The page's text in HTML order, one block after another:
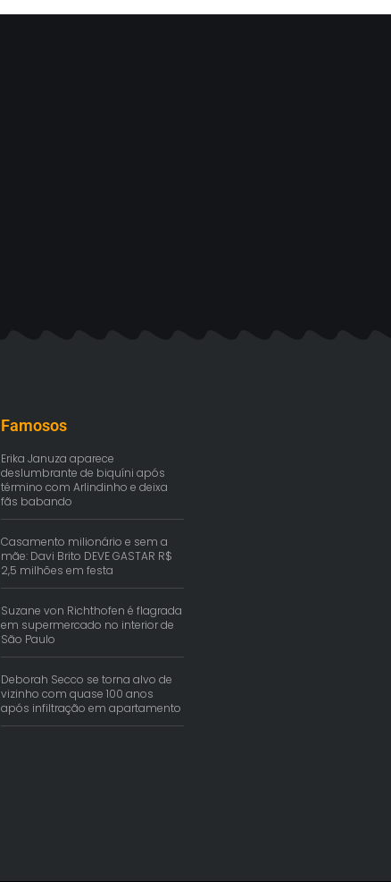
Famosos
Erika Januza aparece
deslumbrante de biquíni após
término com Arlindinho e deixa
fãs babando
Casamento milionário e sem a
mãe: Davi Brito DEVE GASTAR R$
2,5 milhões em festa
Suzane von Richthofen é flagrada
em supermercado no interior de
São Paulo
Deborah Secco se torna alvo de
vizinho com quase 100 anos
após infiltração em apartamento